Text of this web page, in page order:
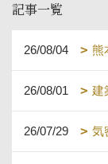
記事一覧
26/08/04 熊
26/08/01 建
26/07/29 気